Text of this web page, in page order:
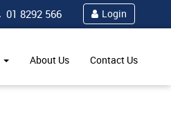
01 8292 566 Login
About Us Contact Us